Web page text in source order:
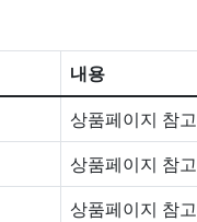
내용
상품페이지 참고
상품페이지 참고
상품페이지 참고